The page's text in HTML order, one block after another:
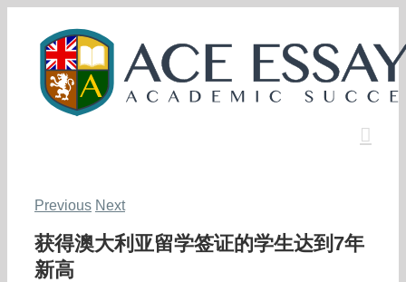
content
Previous Next
获得澳大利亚留学签证的学生达到7年
新高